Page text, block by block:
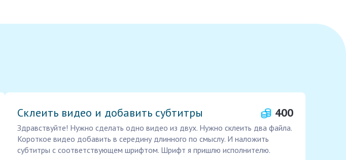
Склеить видео и добавить субтитры 400
Здравствуйте! Нужно сделать одно видео из двух. Нужно склеить два файла.
Короткое видео добавить в середину длинного по смыслу. И наложить
субтитры с соответствующем шрифтом. Шрифт я пришлю исполнителю.